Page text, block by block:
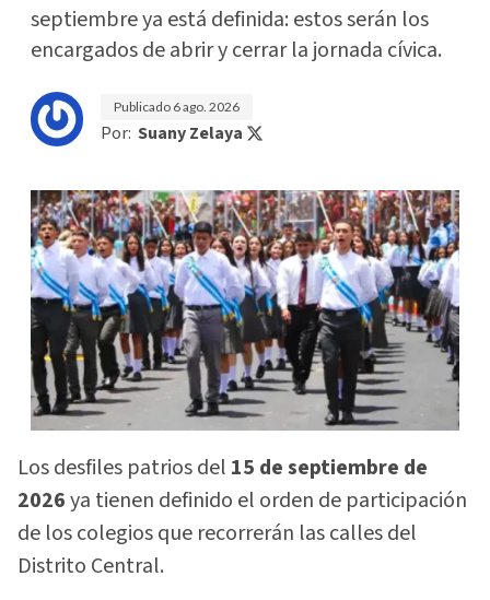
septiembre ya está definida: estos serán los
encargados de abrir y cerrar la jornada cívica.
Publicado 6 ago. 2026
Por: Suany Zelaya
Los desfiles patrios del 15 de septiembre de
2026ya tienen definido el orden de participación
de los colegios que recorrerán las calles del
Distrito Central.